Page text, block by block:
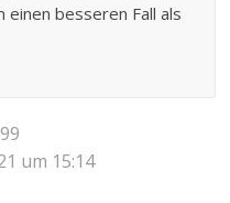
einen besseren Fall als
um 15:14